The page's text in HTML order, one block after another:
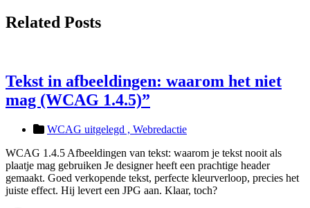
Related Posts
Tekst in afbeeldingen: waarom het niet
mag (WCAG 1.4.5)”
WCAG uitgelegd , Webredactie
WCAG 1.4.5 Afbeeldingen van tekst: waarom je tekst nooit als
plaatje mag gebruiken Je designer heeft een prachtige header
gemaakt. Goed verkopende tekst, perfecte kleurverloop, precies het
juiste effect. Hij levert een JPG aan. Klaar, toch?